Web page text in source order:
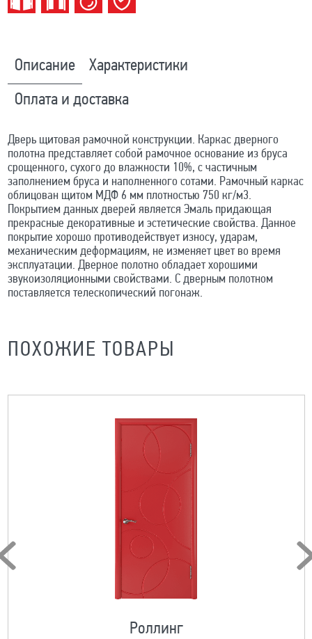
Описание Характеристики
Оплата и доставка
Дверь щитовая рамочной конструкции. Каркас дверного
полотна представляет собой рамочное основание из бруса
срощенного, сухого до влажности 10%, с частичным
заполнением бруса и наполненного сотами. Рамочный каркас
облицован щитом МДФ 6 мм плотностью 750 кг/м3.
Покрытием данных дверей является Эмаль придающая
прекрасные декоративные и эстетические свойства. Данное
покрытие хорошо противодействует износу, ударам,
механическим деформациям, не изменяет цвет во время
эксплуатации. Дверное полотно обладает хорошими
звукоизоляционными свойствами. С дверным полотном
поставляется телескопический погонаж.
ПОХОЖИЕ ТОВАРЫ
Роллинг